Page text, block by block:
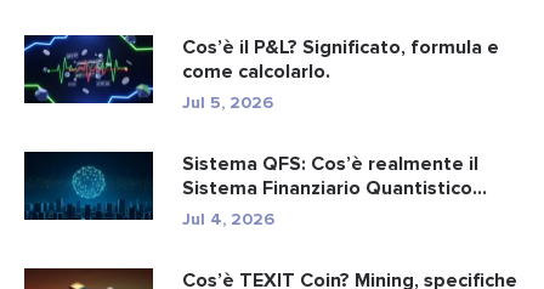
Cos’è il P&L? Significato, formula e
come calcolarlo.
Jul 5, 2026
Sistema QFS: Cos’è realmente il
Sistema Finanziario Quantistico...
Jul 4, 2026
Cos’è TEXIT Coin? Mining, specifiche